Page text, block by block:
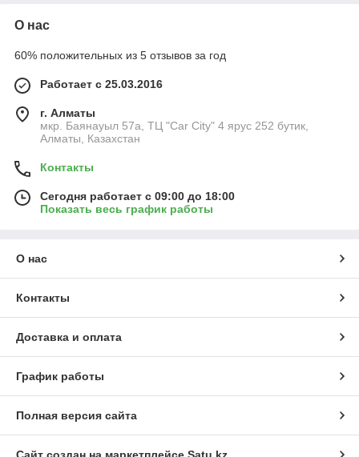
О нас
60% положительных из 5 отзывов за год
Работает с 25.03.2016
г. Алматы
мкр. Баянауыл 57а, ТЦ "Car Сity" 4 ярус 252 бутик,
Алматы, Казахстан
Контакты
Сегодня работает с 09:00 до 18:00
Показать весь график работы
О нас
Контакты
Доставка и оплата
График работы
Полная версия сайта